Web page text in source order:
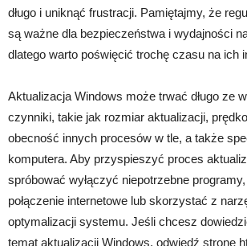
długo i uniknąć frustracji. Pamiętajmy, że
są ważne dla bezpieczeństwa i wydajności
dlatego warto poświęcić trochę czasu na ich
Aktualizacja Windows może trwać długo ze
czynniki, takie jak rozmiar aktualizacji,
obecność innych procesów w tle, a także
komputera. Aby przyspieszyć proces
spróbować wyłączyć niepotrzebne
połączenie internetowe lub skorzystać z
optymalizacji systemu. Jeśli chcesz
temat aktualizacji Windows, odwiedź stronę